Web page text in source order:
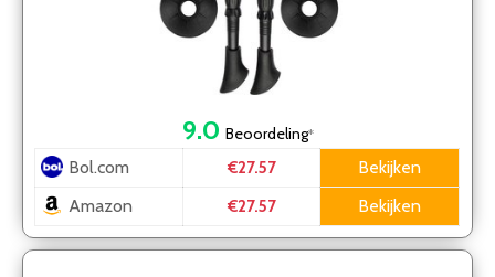
9.0 Beoordeling*
Bol.com €27.57
Bekijken
Amazon
€27.57 Bekijken